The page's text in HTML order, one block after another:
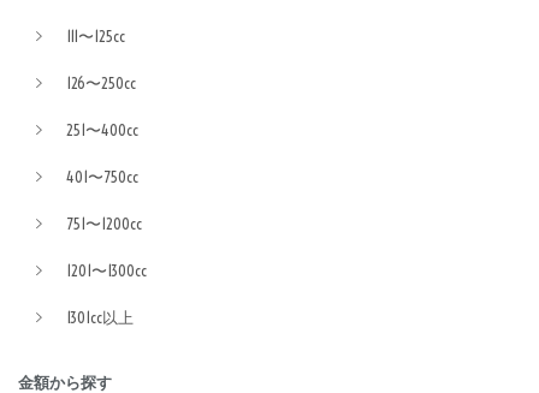
111〜125cc
126〜250cc
251〜400cc
401〜750cc
751〜1200cc
1201〜1300cc
1301cc以上
金額から探す